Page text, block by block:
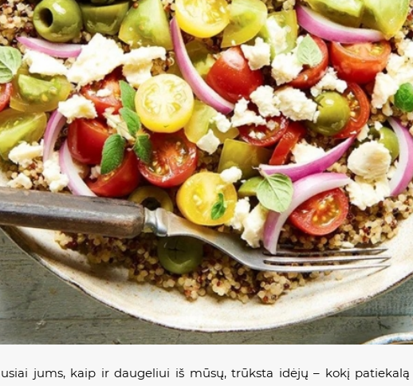
jums, kaip ir daugeliui iš mūsų, trūksta idėjų – kokį